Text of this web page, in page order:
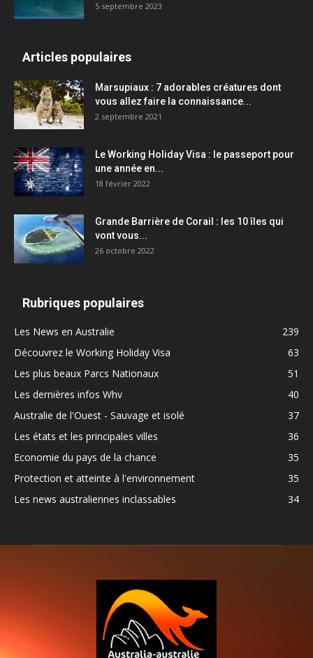
5 septembre 2023
Articles populaires
Marsupiaux : 7 adorables créatures dont
vous allez faire la connaissance...
2 septembre 2021
Le Working Holiday Visa : le passeport pour
une année en...
18 février 2022
Grande Barrière de Corail : les 10 îles qui
vont vous...
26 octobre 2022
Rubriques populaires
Les News en Australie
239
Découvrez le Working Holiday Visa
63
Les plus beaux Parcs Nationaux
51
Les dernières infos Whv
40
Australie de l'Ouest - Sauvage et isolé
37
Les états et les principales villes
36
Economie du pays de la chance
35
Protection et atteinte à l'environnement
35
Les news australiennes inclassables
34